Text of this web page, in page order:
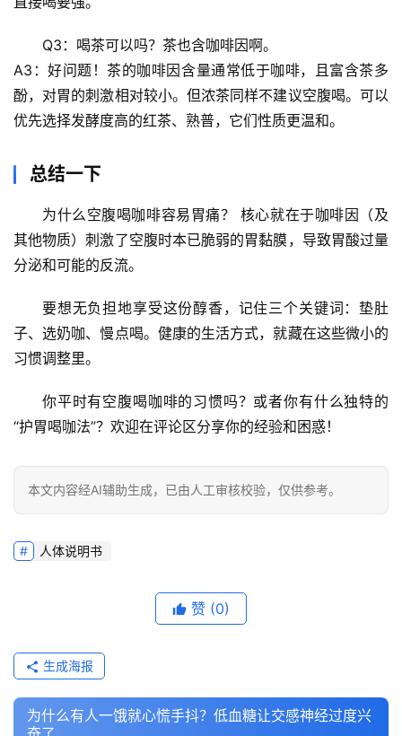
Q3：喝茶可以吗？茶也含咖啡因啊。
A3：好问题！茶的咖啡因含量通常低于咖啡，且富含茶多
酚，对胃的刺激相对较小。但浓茶同样不建议空腹喝。可以
优先选择发酵度高的红茶、熟普，它们性质更温和。
总结一下
为什么空腹喝咖啡容易胃痛？ 核心就在于咖啡因（及
其他物质）刺激了空腹时本已脆弱的胃黏膜，导致胃酸过量
分泌和可能的反流。
要想无负担地享受这份醇香，记住三个关键词：垫肚
子、选奶咖、慢点喝。健康的生活方式，就藏在这些微小的
习惯调整里。
你平时有空腹喝咖啡的习惯吗？或者你有什么独特的
“护胃喝咖法”？欢迎在评论区分享你的经验和困惑！
本文内容经AI辅助生成，已由人工审核校验，仅供参考。
人体说明书
赞 (0)
生成海报
为什么有人一饿就心慌手抖？低血糖让交感神经过度兴